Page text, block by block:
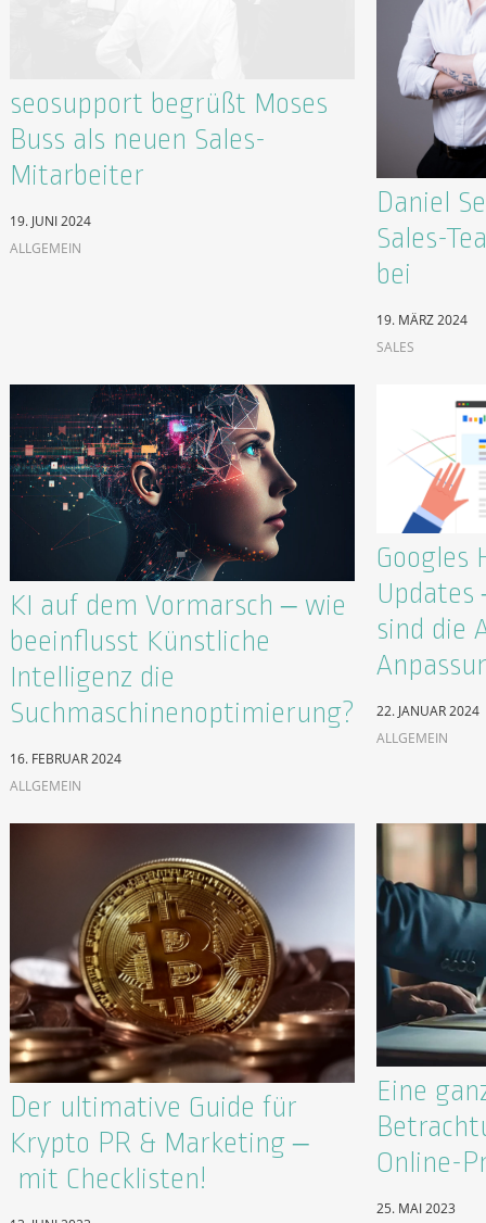
seosupport begrüßt Moses
Buss als neuen Sales-
Mitarbeiter
19. JUNI 2024
ALLGEMEIN
Daniel
Sales-
bei
19. MÄRZ 2024
SALES
KI auf dem Vormarsch – wie
beeinflusst Künstliche
Intelligenz die
Suchmaschinenoptimierung?
16. FEBRUAR 2024
ALLGEMEIN
Googles
sind die
22. JANUAR 2024
ALLGEMEIN
Der ultimative Guide für
Krypto PR & Marketing –
mit Checklisten!
Eine
Online-
25. MAI 2023